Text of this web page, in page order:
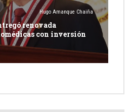
Hugo Amanque Chaiña
renovada
con inversión